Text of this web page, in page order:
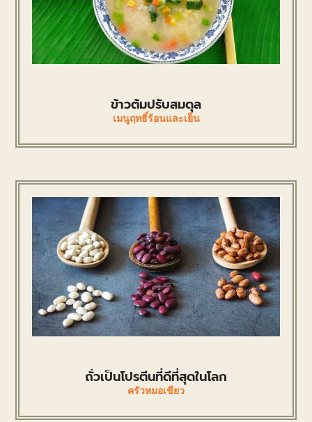
ข้าวต้มปรับสมดุล
เมนูฤทธิ์ร้อนและเย็น
ถั่วเป็นโปรตีนที่ดีที่สุดในโลก
ครัวหมอเขียว